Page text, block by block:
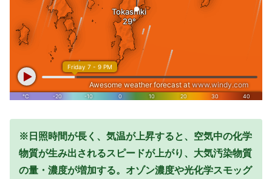
※日照時間が長く、気温が上昇すると、空気中の化学
物質が生み出されるスピードが上がり、大気汚染物質
の量・濃度が増加する。オゾン濃度や光化学スモッグ